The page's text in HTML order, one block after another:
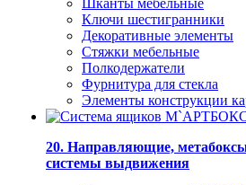
Шканты мебельные
Ключи шестигранники
Декоративные элементы
Стяжки мебельные
Полкодержатели
Фурнитура для стекла
Элементы конструкции
20. Направляющие,
системы выдвижения